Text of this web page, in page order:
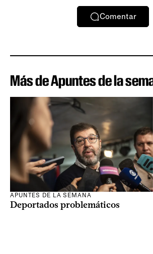
Comentar
Más de Apuntes de la
APUNTES DE LA SEMANA
Deportados problemáticos